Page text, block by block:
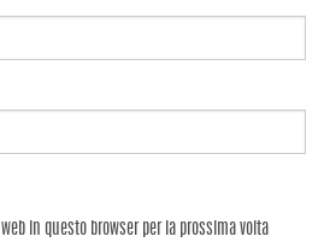
in questo browser per la prossima volta